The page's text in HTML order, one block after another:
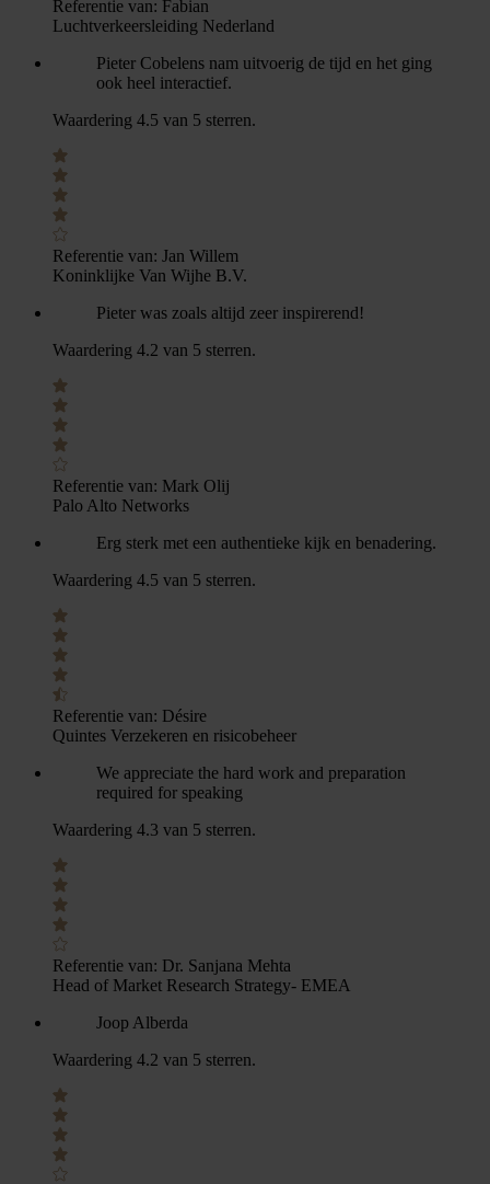
Referentie van: Fabian
Luchtverkeersleiding Nederland
Pieter Cobelens nam uitvoerig de tijd en het ging
ook heel interactief.
Waardering 4.5 van 5 sterren.
Referentie van: Jan Willem
Koninklijke Van Wijhe B.V.
Pieter was zoals altijd zeer inspirerend!
Waardering 4.2 van 5 sterren.
Referentie van: Mark Olij
Palo Alto Networks
Erg sterk met een authentieke kijk en benadering.
Waardering 4.5 van 5 sterren.
Referentie van: Désire
Quintes Verzekeren en risicobeheer
We appreciate the hard work and preparation
required for speaking
Waardering 4.3 van 5 sterren.
Referentie van: Dr. Sanjana Mehta
Head of Market Research Strategy- EMEA
Joop Alberda
Waardering 4.2 van 5 sterren.